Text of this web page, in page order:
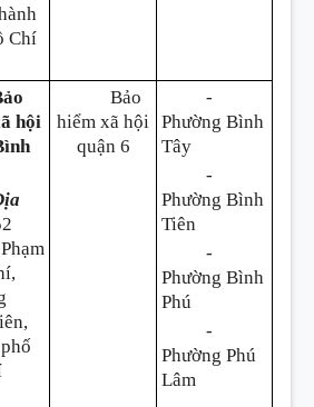
Chí
hội
Bảo
hiểm xã hội
quận 6
-
Phường Bình
Tây
-
Phường Bình
Tiên
-
Phường Bình
Phú
-
Phường Phú
Lâm